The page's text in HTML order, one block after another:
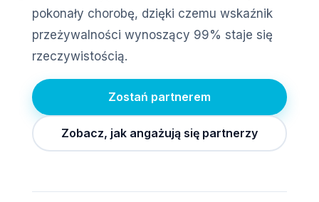
pokonały chorobę, dzięki czemu wskaźnik
przeżywalności wynoszący 99% staje się
rzeczywistością.
Zostań partnerem
Zobacz, jak angażują się partnerzy